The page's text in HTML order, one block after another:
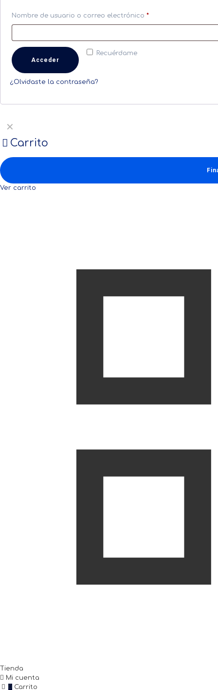
Nombre de usuario o correo electrónico *
Recuérdame
Acceder
¿Olvidaste la contraseña?
✕
Carrito
Ver carrito
Tienda
Mi cuenta
0 Carrito